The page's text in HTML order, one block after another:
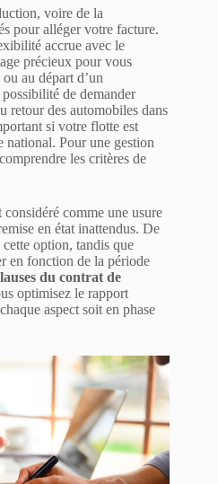
voire de la
pour alléger votre facture.
accrue avec le
précieux pour vous
au départ d’un
de demander
retour des automobiles dans
si votre flotte est
national. Pour une gestion
les critères de
comme une usure
en état inattendus. De
option, tandis que
en fonction de la période
du contrat de
optimisez le rapport
aspect soit en phase